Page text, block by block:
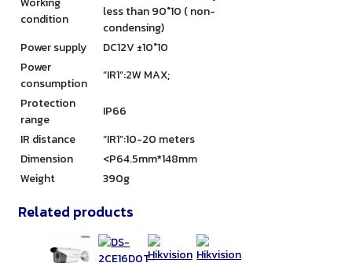
condition
less than 90°10 ( non-
condensing)
Power supply
DC12V ±10°10
Power
consumption
”IR1”:2W MAX;
Protection
range
IP66
IR distance
“IR1”:10-20 meters
Dimension
<P64.5mm*148mm
Weight
390g
Related products